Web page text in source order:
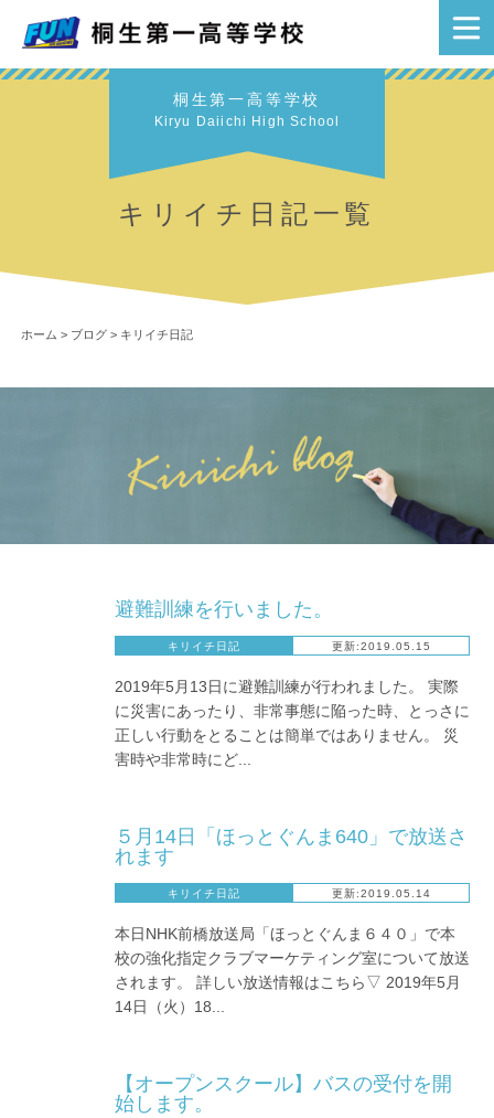
桐生第一高等学校
Kiryu Daiichi High School
キリイチ日記一覧
ホーム > ブログ> キリイチ日記
避難訓練を行いました。
キリイチ日記 更新:2019.05.15
2019年5月13日に避難訓練が行われました。 実際
に災害にあったり、非常事態に陥った時、とっさに
正しい行動をとることは簡単ではありません。 災
害時や非常時にど...
５月14日「ほっとぐんま640」で放送さ
れます
キリイチ日記 更新:2019.05.14
本日NHK前橋放送局「ほっとぐんま６４０」で本
校の強化指定クラブマーケティング室について放送
されます。 詳しい放送情報はこちら▽ 2019年5月
14日（火）18...
【オープンスクール】バスの受付を開
始します。